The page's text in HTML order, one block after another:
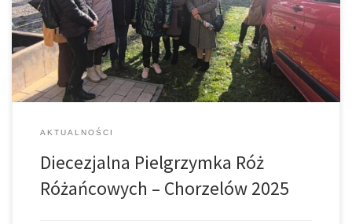
Królowej Rodzin modlili się w intencji misji i rodzin diecezji
tarnowskiej, a także o szybkie wyniesienie na ołtarze misjonarza
ks. Jana Czuby. Tarnowski misjonarz zginął w […]
AKTUALNOŚCI
Diecezjalna Pielgrzymka Róż
Różańcowych – Chorzelów 2025